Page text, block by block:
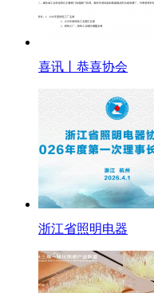
喜讯丨恭喜协会
浙江省照明电器